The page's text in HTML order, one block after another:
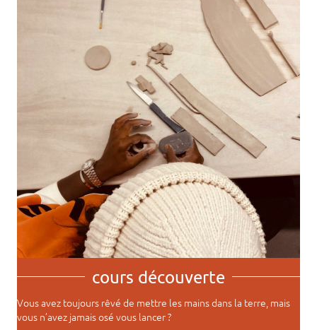
cours découverte
Vous avez toujours rêvé de mettre les mains dans la terre, mais
vous n’avez jamais osé vous lancer ?